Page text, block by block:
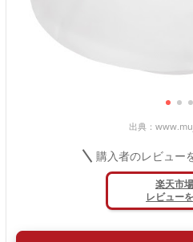
出典：
購入者のレビュー
楽天市
レビュー